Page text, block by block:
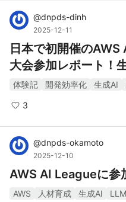
@dnpds-dinh
2025-12-11
日本で初開催の
大会参加レポート！
競争と開発体験
体験記 開発効率化 生成AI
3
@dnpds-okamoto
2025-12-10
AWS AI Leagueに参
AWS 人材育成 生成AI LLM